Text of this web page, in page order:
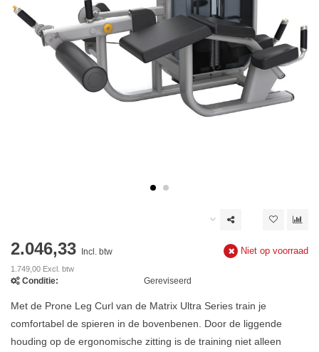
2.046,33 Incl. btw
1.749,00 Excl. btw
Niet op voorraad
Conditie: Gereviseerd
Met de Prone Leg Curl van de Matrix Ultra Series train je
comfortabel de spieren in de bovenbenen. Door de liggende
houding op de ergonomische zitting is de training niet alleen